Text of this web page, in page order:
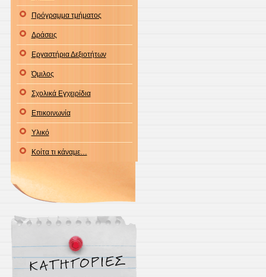
Πρόγραμμα τμήματος
Δράσεις
Εργαστήρια Δεξιοτήτων
Όμιλος
Σχολικά Εγχειρίδια
Επικοινωνία
Υλικό
Κοίτα τι κάναμε…